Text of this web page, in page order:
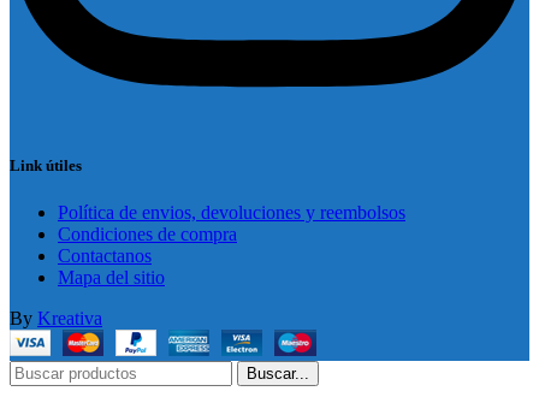
Link útiles
Política de envios, devoluciones y reembolsos
Condiciones de compra
Contactanos
Mapa del sitio
By Kreativa
Buscar...